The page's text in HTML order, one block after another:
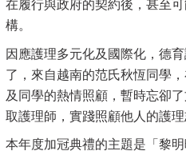
在履行與政府的契約後，甚至
構。
因應護理多元化及國際化，德
了，來自越南的范氏秋恆同學
及同學的熱情照顧，暫時忘卻
取護理師，實踐照顧他人的護理
本年度加冠典禮的主題是「黎